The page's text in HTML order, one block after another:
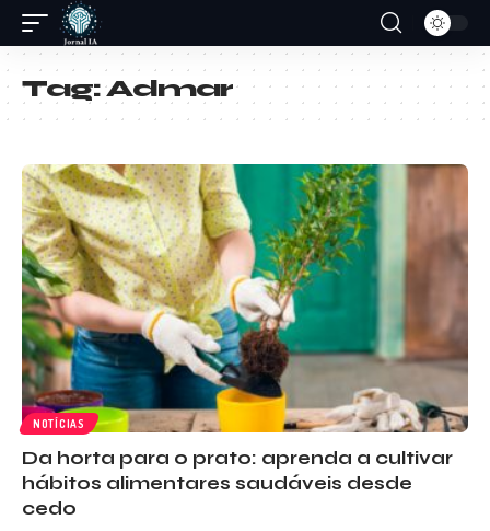
Tag:Admar
NOTÍCIAS
Da horta para o prato: aprenda a cultivar
hábitos alimentares saudáveis desde
cedo